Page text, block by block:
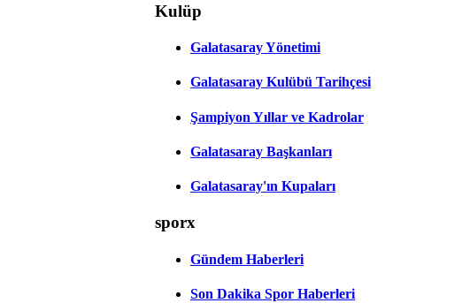
Kulüp
Galatasaray Yönetimi
Galatasaray Kulübü Tarihçesi
Şampiyon Yıllar ve Kadrolar
Galatasaray Başkanları
Galatasaray'ın Kupaları
sporx
Gündem Haberleri
Son Dakika Spor Haberleri